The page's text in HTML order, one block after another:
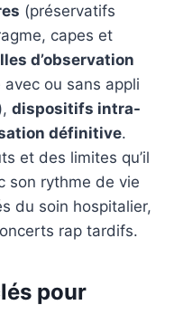
(préservatifs
capes et
d’observation
ou sans appli
dispositifs intra-
définitive.
et des limites qu’il
son rythme de vie
du soin hospitalier,
rap tardifs.
pour